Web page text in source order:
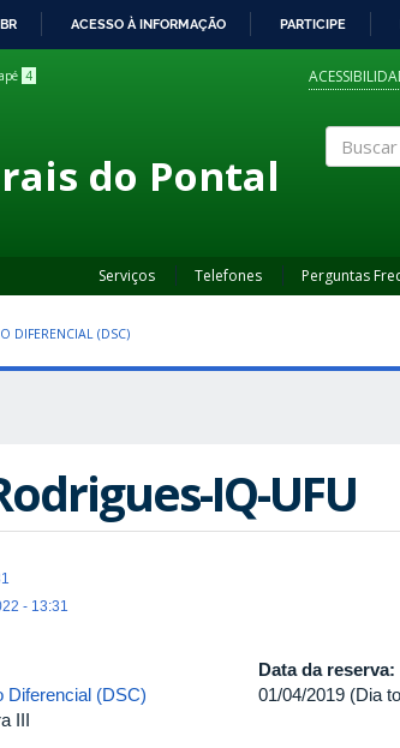
ACESSO À INFORMAÇÃO PARTICIPE
4
do Pontal
Serviços Telefones Perguntas
DIFERENCIAL (DSC)
IQ-UFU
- 13:31
Diferencial (DSC)
III
Data da reserva:
01/04/2019 (Dia